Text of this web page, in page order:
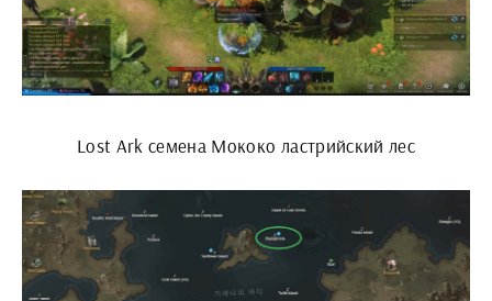
Lost Ark семена Мококо ластрийский лес